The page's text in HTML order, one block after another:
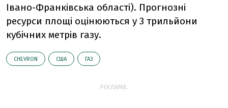
Івано-Франківська області). Прогнозні
ресурси площі оцінюються у 3 трильйони
кубічних метрів газу.
CHEVRON США ГАЗ
РЕКЛАМА: